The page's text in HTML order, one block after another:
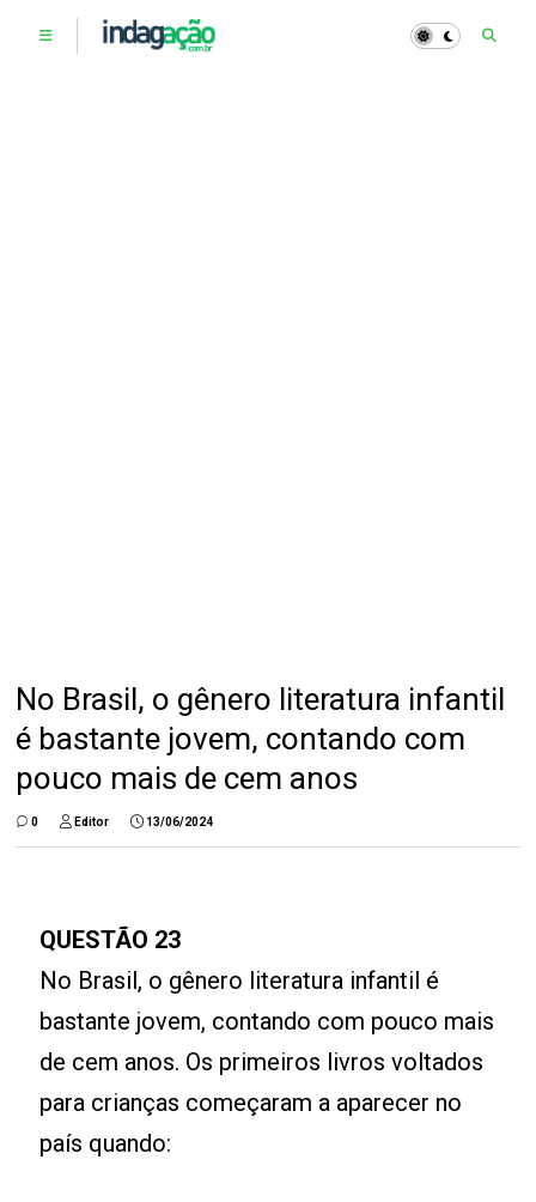
No Brasil, o gênero literatura infantil
é bastante jovem, contando com
pouco mais de cem anos
0 Editor 13/06/2024
QUESTÃO 23
No Brasil, o gênero literatura infantil é
bastante jovem, contando com pouco mais
de cem anos. Os primeiros livros voltados
para crianças começaram a aparecer no
país quando: